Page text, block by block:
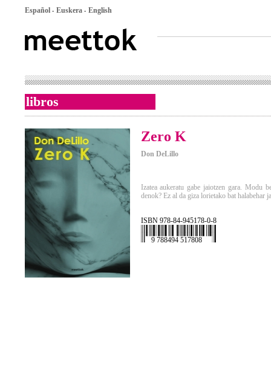
Español - Euskera- English
libros
Zero K
Don DeLillo
Izatea aukeratu gabe jaiotzen gara. Modu
denok? Ez al da giza lorietako bat halabehar
ISBN 978-84-945178-0-8
9 788494 517808